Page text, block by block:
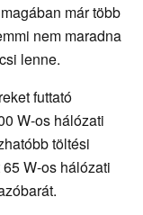
már több
nem maradna
lenne.
futtató
W-os hálózati
töltési
W-os hálózati